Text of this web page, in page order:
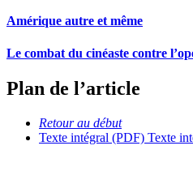
Amérique autre et même
Le combat du cinéaste contre
Plan de l’article
Retour au début
Texte intégral (PDF) Texte